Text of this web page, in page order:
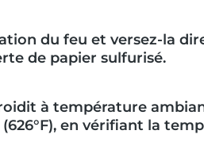
du feu et versez-la
de papier sulfurisé.
à température
en vérifiant la